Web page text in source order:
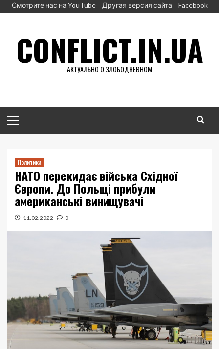
Перейти
Смотрите нас на YouTube Другая версия сайта Facebook
CONFLICT.IN.UA
АКТУАЛЬНО О ЗЛОБОДНЕВНОМ
меню
Политика
НАТО перекидає війська Східної
Європи. До Польщі прибули
американські винищувачі
11.02.2022 0